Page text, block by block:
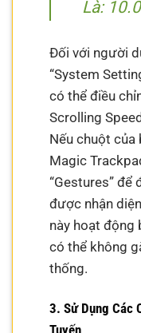
Là: 10.0
Đối với người
“System
có thể điều
Scrolling
Nếu chuột của
Magic
“Gestures”
được nhận
này hoạt động
có thể không
thống.
3. Sử Dụng Các
Tuyến